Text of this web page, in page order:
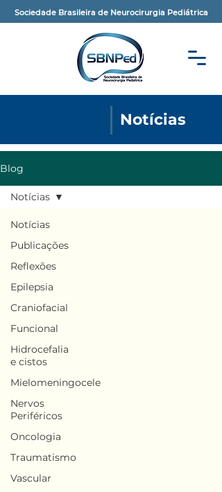
Sociedade Brasileira de Neurocirurgia Pediátrica
Notícias
Blog
Notícias
Publicações
Reflexões
Epilepsia
Craniofacial
Funcional
Hidrocefalia
e cistos
Mielomeningocele
Nervos
Periféricos
Oncologia
Traumatismo
Vascular
Notícias